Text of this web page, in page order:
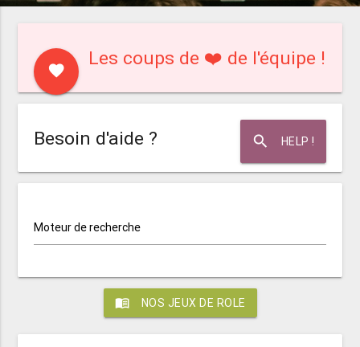
favorite
Les coups de ❤️ de l'équipe !
search HELP !
Besoin d'aide ?
Moteur de recherche
menu_book NOS JEUX DE ROLE